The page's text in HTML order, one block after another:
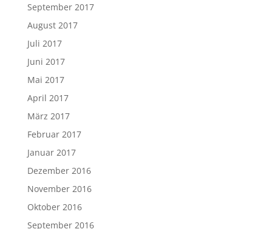
September 2017
August 2017
Juli 2017
Juni 2017
Mai 2017
April 2017
März 2017
Februar 2017
Januar 2017
Dezember 2016
November 2016
Oktober 2016
September 2016